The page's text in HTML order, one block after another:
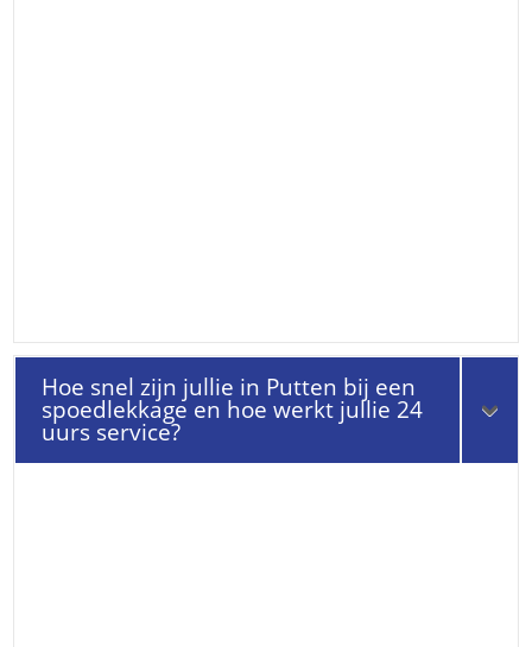
Hoe snel zijn jullie in Putten bij een
spoedlekkage en hoe werkt jullie 24
uurs service?